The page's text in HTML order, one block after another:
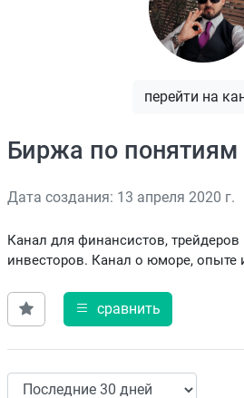
перейти на
Биржа по понятиям
Дата создания: 13 апреля 2020 г.
Канал для финансистов,
инвесторов. Канал о юморе, опыте
сравнить